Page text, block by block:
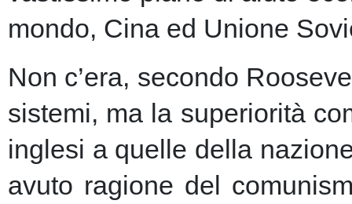
mondo, Cina ed Unione
Non c’era, secondo
sistemi, ma la superiorità
inglesi a quelle della
avuto ragione del